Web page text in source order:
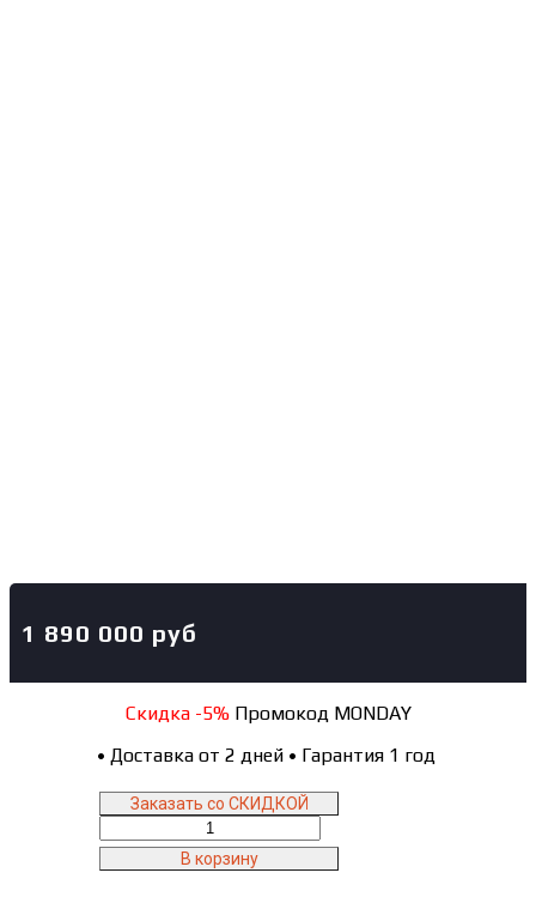
1 890 000 руб
Скидка -5%Промокод MONDAY
• Доставка от 2 дней • Гарантия 1 год
Заказать со СКИДКОЙ
товара
GL622
В корзину